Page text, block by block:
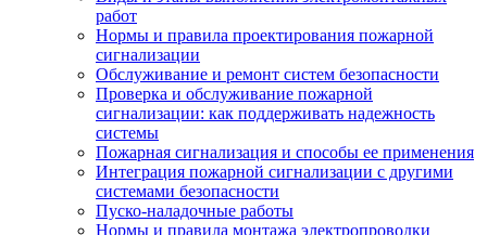
работ
Нормы и правила проектирования пожарной
сигнализации
Обслуживание и ремонт систем безопасности
Проверка и обслуживание пожарной
сигнализации: как поддерживать надежность
системы
Пожарная сигнализация и способы ее применения
Интеграция пожарной сигнализации с другими
системами безопасности
Пуско-наладочные работы
Нормы и правила монтажа электропроводки